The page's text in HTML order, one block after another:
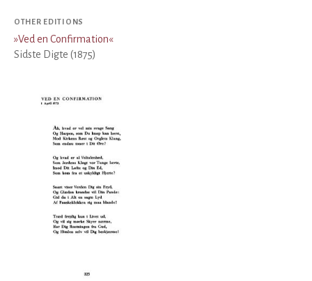
OTHER EDITIONS
»Ved en Confirmation«
Sidste Digte (1875)